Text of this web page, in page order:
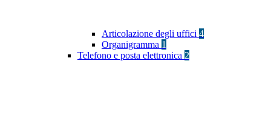
Articolazione degli uffici 4
Organigramma 1
Telefono e posta elettronica 2